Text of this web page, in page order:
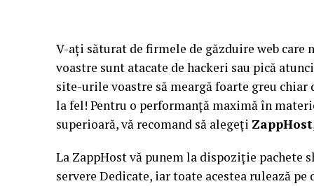
V-aţi săturat de firmele de găzduire web
voastre sunt atacate de hackeri sau pică
site-urile voastre să meargă foarte greu
la fel! Pentru o performanţă maximă în
superioară, vă recomand să alegeţi ZappHost
La ZappHost vă punem la dispoziţie pachete
servere Dedicate, iar toate acestea rulează